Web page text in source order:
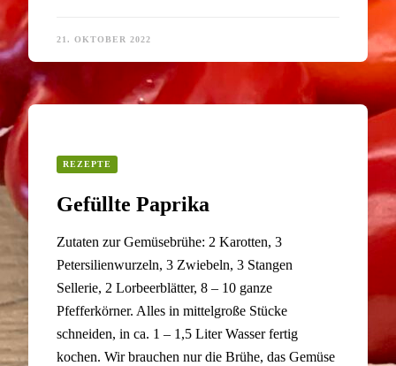
21. OKTOBER 2022
REZEPTE
Gefüllte Paprika
Zutaten zur Gemüsebrühe: 2 Karotten, 3
Petersilienwurzeln, 3 Zwiebeln, 3 Stangen
Sellerie, 2 Lorbeerblätter, 8 – 10 ganze
Pfefferkörner. Alles in mittelgroße Stücke
schneiden, in ca. 1 – 1,5 Liter Wasser fertig
kochen. Wir brauchen nur die Brühe, das Gemüse